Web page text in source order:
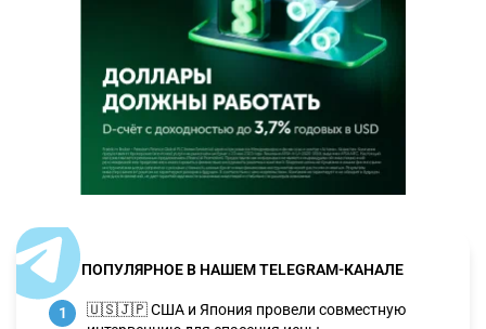
ПОПУЛЯРНОЕ В НАШЕМ TELEGRAM-КАНАЛЕ
1
🇺🇸🇯🇵 США и Япония провели совместную